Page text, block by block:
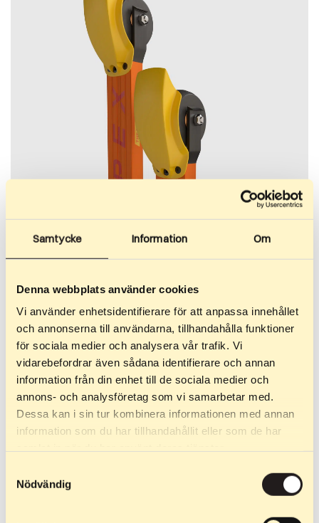
Samtycke Information Om
Denna webbplats använder cookies
Vi använder enhetsidentifierare för att anpassa innehållet
och annonserna till användarna, tillhandahålla funktioner
för sociala medier och analysera vår trafik. Vi
vidarebefordrar även sådana identifierare och annan
information från din enhet till de sociala medier och
annons- och analysföretag som vi samarbetar med.
Dessa kan i sin tur kombinera informationen med annan
information som du har tillhandahållit eller som de har
Nödvändig
24 Luglio 2025
The Comeback – un omaggio alla volontà di
rialzarsi
nostra fabbrica a Öjebyn è stata completamente